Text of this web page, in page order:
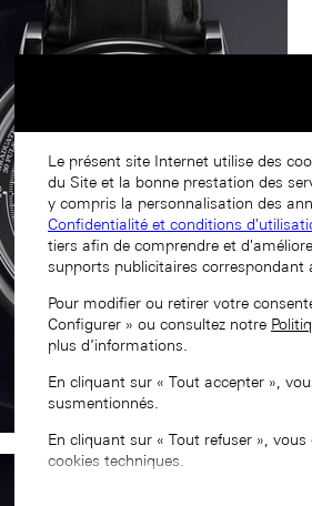
Le présent site Internet utilise des
du Site et la bonne prestation des
y compris la personnalisation des
Confidentialité et conditions
tiers afin de comprendre et
supports publicitaires correspondant
Pour modifier ou retirer votre
Configurer » ou consultez notre
plus d’informations.
En cliquant sur « Tout accepter »,
susmentionnés.
En cliquant sur « Tout refuser »,
cookies techniques.